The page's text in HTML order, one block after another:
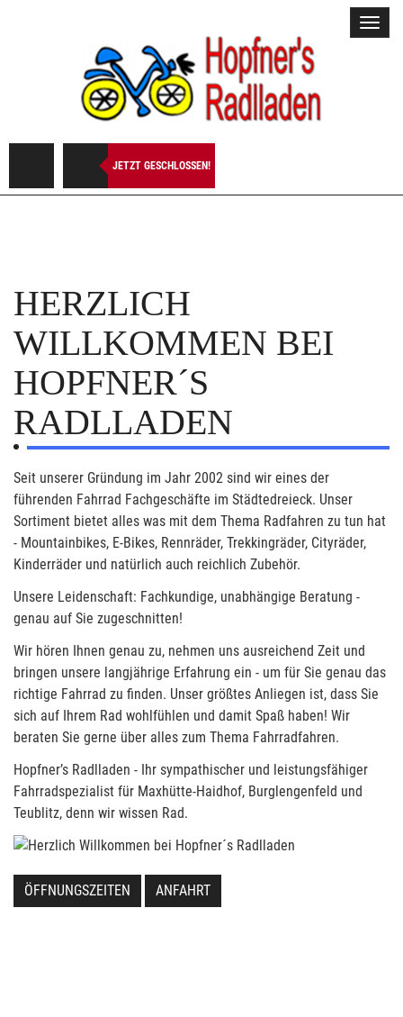
JETZT GESCHLOSSEN!
HERZLICH
WILLKOMMEN BEI
HOPFNER´S
RADLLADEN
Seit unserer Gründung im Jahr 2002 sind wir eines der
führenden Fahrrad Fachgeschäfte im Städtedreieck. Unser
Sortiment bietet alles was mit dem Thema Radfahren zu tun hat
- Mountainbikes, E-Bikes, Rennräder, Trekkingräder, Cityräder,
Kinderräder und natürlich auch reichlich Zubehör.
Unsere Leidenschaft: Fachkundige, unabhängige Beratung -
genau auf Sie zugeschnitten!
Wir hören Ihnen genau zu, nehmen uns ausreichend Zeit und
bringen unsere langjährige Erfahrung ein - um für Sie genau das
richtige Fahrrad zu finden. Unser größtes Anliegen ist, dass Sie
sich auf Ihrem Rad wohlfühlen und damit Spaß haben! Wir
beraten Sie gerne über alles zum Thema Fahrradfahren.
Hopfner’s Radlladen - Ihr sympathischer und leistungsfähiger
Fahrradspezialist für Maxhütte-Haidhof, Burglengenfeld und
Teublitz, denn wir wissen Rad.
ÖFFNUNGSZEITEN ANFAHRT